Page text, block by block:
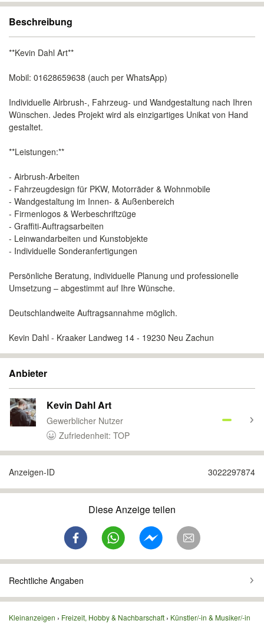
Beschreibung
**Kevin Dahl Art**
Mobil: 01628659638 (auch per WhatsApp)
Individuelle Airbrush-, Fahrzeug- und Wandgestaltung nach Ihren
Wünschen. Jedes Projekt wird als einzigartiges Unikat von Hand
gestaltet.
**Leistungen:**
- Airbrush-Arbeiten
- Fahrzeugdesign für PKW, Motorräder & Wohnmobile
- Wandgestaltung im Innen- & Außenbereich
- Firmenlogos & Werbeschriftzüge
- Graffiti-Auftragsarbeiten
- Leinwandarbeiten und Kunstobjekte
- Individuelle Sonderanfertigungen
Persönliche Beratung, individuelle Planung und professionelle
Umsetzung – abgestimmt auf Ihre Wünsche.
Deutschlandweite Auftragsannahme möglich.
Kevin Dahl - Kraaker Landweg 14 - 19230 Neu Zachun
Anbieter
Kevin Dahl Art
Gewerblicher Nutzer
Zufriedenheit: TOP
Anzeigen-ID 3022297874
Diese Anzeige teilen
Rechtliche Angaben
Kleinanzeigen Freizeit, Hobby & Nachbarschaft Künstler/-in & Musiker/-in